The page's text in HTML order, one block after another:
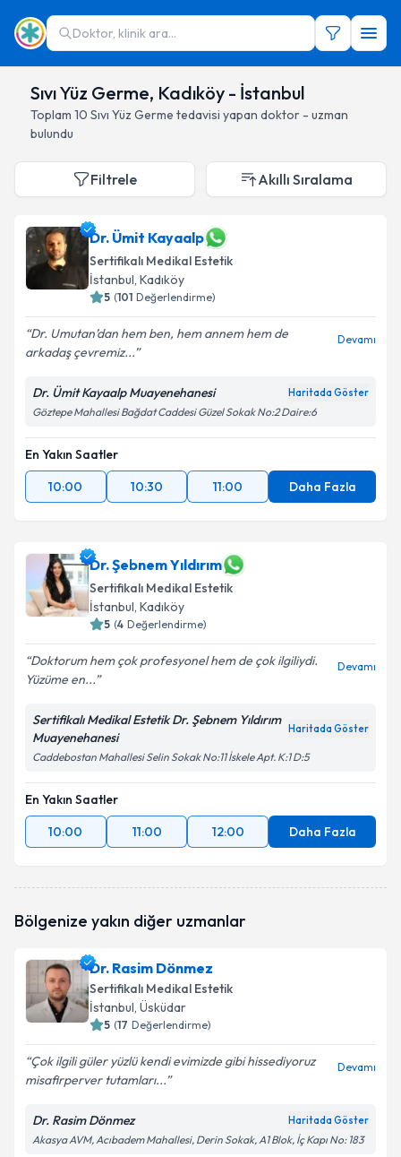
Doktor, klinik ara...
Sıvı Yüz Germe, Kadıköy - İstanbul
Toplam 10 Sıvı Yüz Germe tedavisi yapan doktor - uzman
bulundu
Filtrele Akıllı Sıralama
Dr. Ümit Kayaalp
Sertifikalı Medikal Estetik
İstanbul, Kadıköy
5 (101 Değerlendirme)
Dr. Umutan’dan hem ben, hem annem hem de
arkadaş çevremiz...
Devamı
Dr. Ümit Kayaalp Muayenehanesi Haritada Göster
Göztepe Mahallesi Bağdat Caddesi Güzel Sokak No:2 Daire:6
En Yakın Saatler
10:00
10:30 11:00 Daha Fazla
Dr. Şebnem Yıldırım
Sertifikalı Medikal Estetik
İstanbul, Kadıköy
5 (4 Değerlendirme)
Doktorum hem çok profesyonel hem de çok ilgiliydi.
Yüzüme en...
Devamı
Sertifikalı Medikal Estetik Dr. Şebnem Yıldırım
Muayenehanesi
Haritada Göster
Caddebostan Mahallesi Selin Sokak No:11 İskele Apt. K:1 D:5
En Yakın Saatler
10:00
11:00 12:00 Daha Fazla
Bölgenize yakın diğer uzmanlar
Dr. Rasim Dönmez
Sertifikalı Medikal Estetik
İstanbul, Üsküdar
5 (17 Değerlendirme)
Çok ilgili güler yüzlü kendi evimizde gibi hissediyoruz
misafirperver tutamları...
Devamı
Dr. Rasim Dönmez Haritada Göster
Akasya AVM, Acıbadem Mahallesi, Derin Sokak, A1 Blok, İç Kapı No: 183